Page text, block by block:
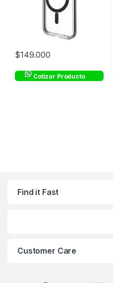
$149.000
Cotizar Producto
Find it Fast
Customer Care